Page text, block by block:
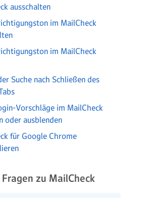
ausschalten
im MailCheck
im MailCheck
Suche nach Schließen des
Vorschläge im MailCheck
oder ausblenden
für Google Chrome
zu MailCheck